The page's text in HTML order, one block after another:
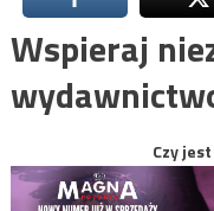
Wspieraj
Czy